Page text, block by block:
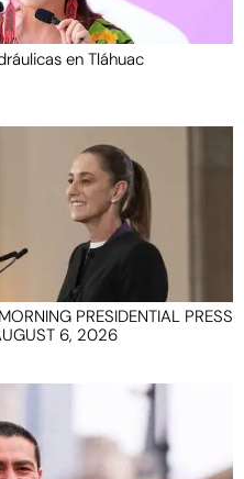
en Tláhuac
PRESIDENTIAL PRESS
6, 2026